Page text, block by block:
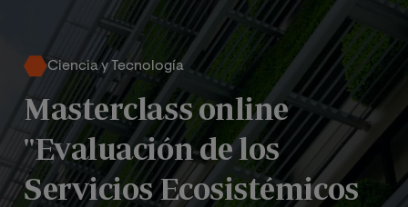
Ciencia y Tecnología
Masterclass online
"Evaluación de los
Servicios Ecosistémicos